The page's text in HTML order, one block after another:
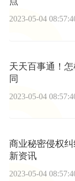
2023-05-04
天天百事通！
同
2023-05-04
商业秘密侵权
新资讯
2023-05-04